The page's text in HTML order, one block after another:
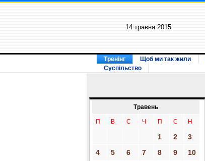
14 травня 2015
Тренінг Щоб ми так жили
Суспільство
Травень
П В С Ч П С Н
1 2
3
4
5 6 7 8 9
10